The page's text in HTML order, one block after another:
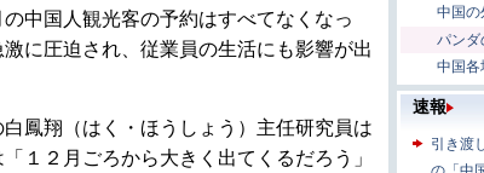
中国人観光客の予約はすべてなくなっ
に圧迫され、従業員の生活にも影響が出
鳳翔（はく・ほうしょう）主任研究員は
１２月ごろから大きく出てくるだろう」